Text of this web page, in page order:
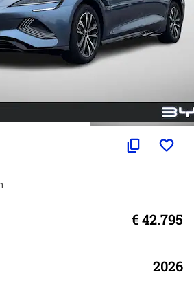
€ 42.795
2026